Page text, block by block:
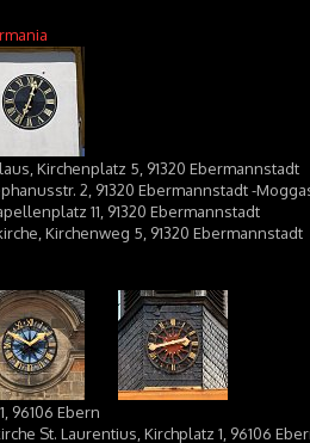
Kirchenplatz 5, 91320 Ebermannstadt
2, 91320 Ebermannstadt -
11, 91320 Ebermannstadt
Kirchenweg 5, 91320 Ebermannstadt
96106 Ebern
St. Laurentius, Kirchplatz 1, 96106